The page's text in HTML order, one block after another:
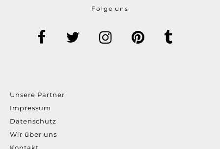
Folge uns
Unsere Partner
Impressum
Datenschutz
Wir über uns
Kontakt